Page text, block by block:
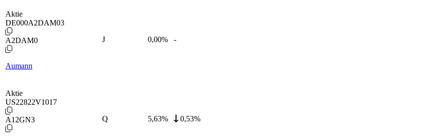
Aktie
DE000A2DAM03
A2DAM0
Aumann
J 0,00% -
Aktie
US22822V1017
A12GN3 Q 5,63% 0,53%